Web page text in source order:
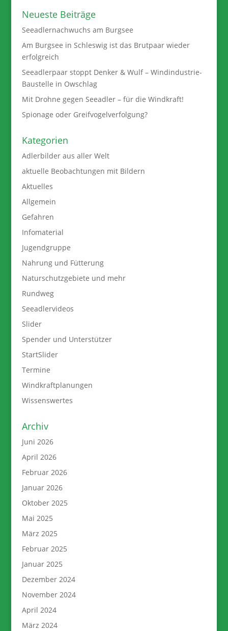
Neueste Beiträge
Seeadlernachwuchs am Burgsee
Am Burgsee in Schleswig ist das Brutpaar wieder
erfolgreich
Seeadlerpaar stoppt Denker & Wulf – Windindustrie-
Baustelle in Owschlag
Mit Drohne gegen Seeadler – für die Windkraft!
Spionage oder Greifvogelverfolgung?
Kategorien
Adlerbilder aus aller Welt
aktuelle Beobachtungen mit Bildern
Aktuelles
Allgemein
Gefahren
Infomaterial
Jugendgruppe
Nahrung und Fütterung
Naturschutzgebiete und mehr
Rundweg
Seeadlervideos
Slider
Spender und Unterstützer
StartSlider
Termine
Windkraftplanungen
Wissenswertes
Archiv
Juni 2026
April 2026
Februar 2026
Januar 2026
Oktober 2025
Mai 2025
März 2025
Februar 2025
Januar 2025
Dezember 2024
November 2024
April 2024
März 2024